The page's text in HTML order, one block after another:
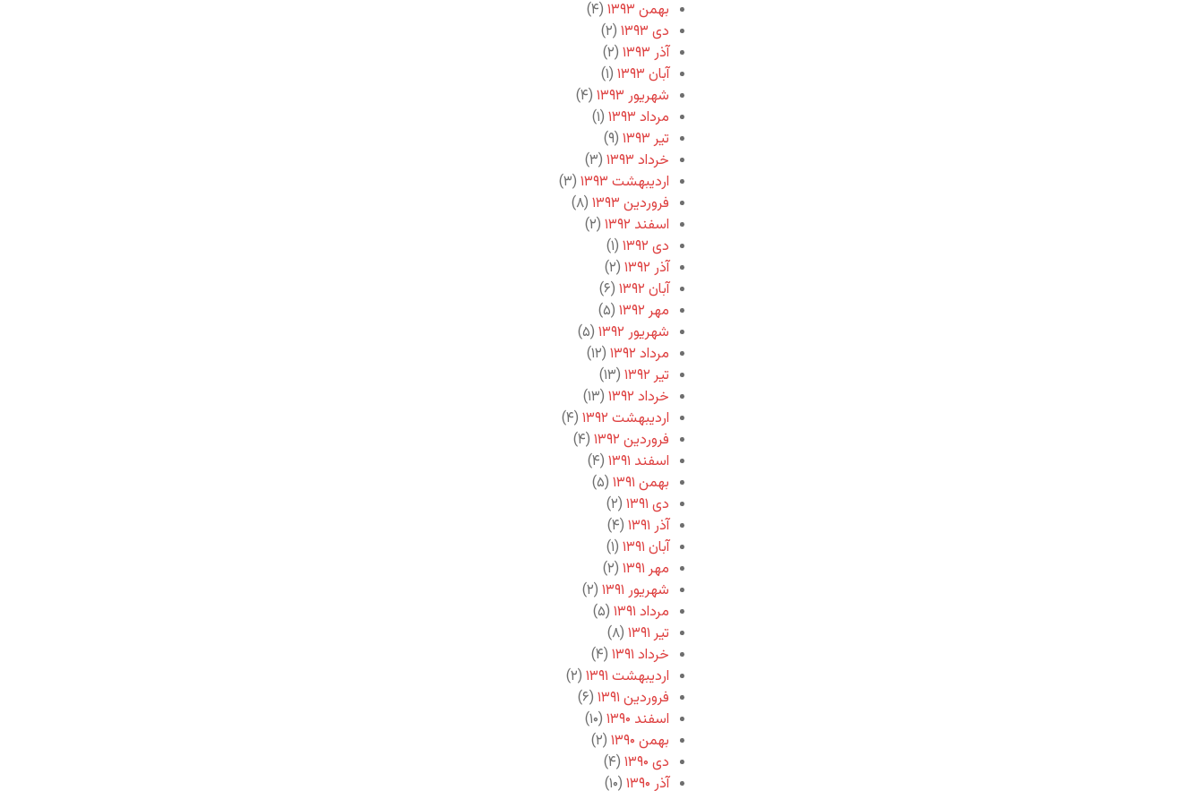
بهمن ۱۳۹۳
(۴)
دی ۱۳۹۳
(۲)
آذر ۱۳۹۳
(۲)
آبان ۱۳۹۳
(۱)
شهریور ۱۳۹۳
(۴)
مرداد ۱۳۹۳
(۱)
تیر ۱۳۹۳
(۹)
خرداد ۱۳۹۳
(۳)
اردیبهشت ۱۳۹۳
(۳)
فروردین ۱۳۹۳
(۸)
اسفند ۱۳۹۲
(۲)
دی ۱۳۹۲
(۱)
آذر ۱۳۹۲
(۲)
آبان ۱۳۹۲
(۶)
مهر ۱۳۹۲
(۵)
شهریور ۱۳۹۲
(۵)
مرداد ۱۳۹۲
(۱۲)
تیر ۱۳۹۲
(۱۳)
خرداد ۱۳۹۲
(۱۳)
اردیبهشت ۱۳۹۲
(۴)
فروردین ۱۳۹۲
(۴)
اسفند ۱۳۹۱
(۴)
بهمن ۱۳۹۱
(۵)
دی ۱۳۹۱
(۲)
آذر ۱۳۹۱
(۴)
آبان ۱۳۹۱
(۱)
مهر ۱۳۹۱
(۲)
شهریور ۱۳۹۱
(۲)
مرداد ۱۳۹۱
(۵)
تیر ۱۳۹۱
(۸)
خرداد ۱۳۹۱
(۴)
اردیبهشت ۱۳۹۱
(۲)
فروردین ۱۳۹۱
(۶)
اسفند ۱۳۹۰
(۱۰)
بهمن ۱۳۹۰
(۲)
دی ۱۳۹۰
(۴)
آذر ۱۳۹۰
(۱۰)